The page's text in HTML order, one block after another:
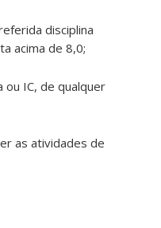
disciplina
acima de 8,0;
ou IC, de qualquer
as atividades de